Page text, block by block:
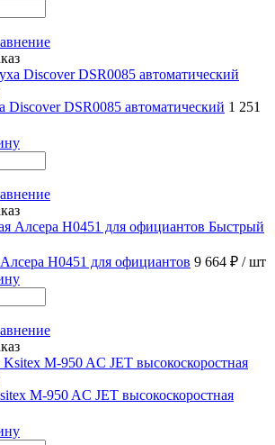
Discover DSR0085 автоматический 1 251
Быстрый
H0451 для официантов 9 664 ₽ / шт
M-950 AC JET высокоскоростная